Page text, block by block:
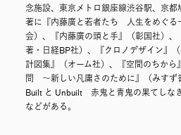
念施設、東京メトロ銀座線渋谷駅、京
著に『内藤廣と若者たち 人生をめぐる
会）、『内藤廣の頭と手』（彰国社）
著・日経BP社）、『クロノデザイン』
計図集』（オーム社）、『空間のちから
問 〜新しい凡庸さのために』（みす
Built と Unbuilt 赤鬼と青鬼の果てしな
などがある。